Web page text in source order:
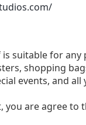
is suitable for
shopping
events, and
are agree to